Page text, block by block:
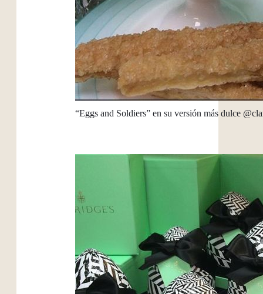
“Eggs and Soldiers” en su versión más dulce